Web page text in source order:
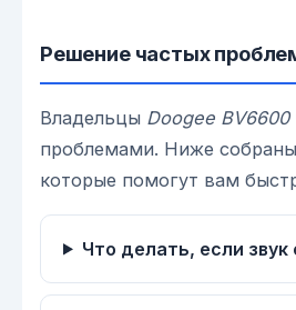
Решение частых
Владельцы Doogee BV6600
проблемами. Ниже
которые помогут вам
Что делать, если